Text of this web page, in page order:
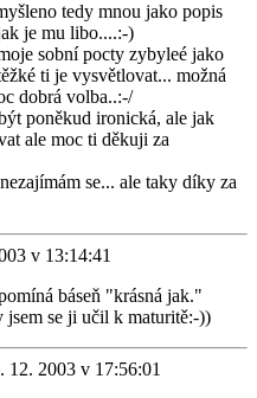
tedy mnou jako popis
je mu libo....:-)
sobní pocty zybyleé jako
ti je vysvětlovat... možná
dobrá volba..:-/
poněkud ironická, ale jak
ale moc ti děkuji za
se... ale taky díky za
v 13:14:41
báseň "krásná jak."
jsem se ji učil k maturitě:-))
12. 2003 v 17:56:01